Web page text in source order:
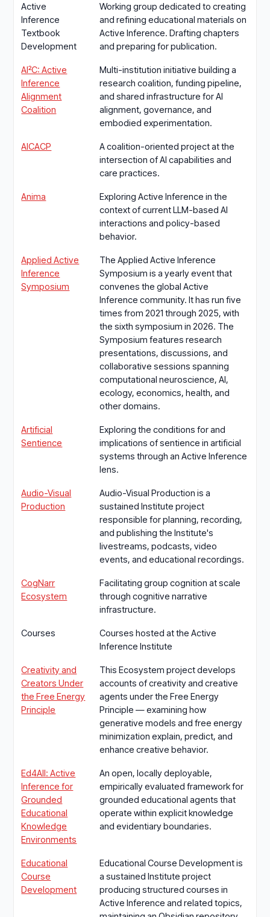
Active
Inference
Textbook
Development
Working group dedicated to creating
and refining educational materials on
Active Inference. Drafting chapters
and preparing for publication.
AI²C: Active
Inference
Alignment
Coalition
Multi-institution initiative building a
research coalition, funding pipeline,
and shared infrastructure for AI
alignment, governance, and
embodied experimentation.
AICACP
A coalition-oriented project at the
intersection of AI capabilities and
care practices.
Anima
Exploring Active Inference in the
context of current LLM-based AI
interactions and policy-based
behavior.
Applied Active
Inference
Symposium
The Applied Active Inference
Symposium is a yearly event that
convenes the global Active
Inference community. It has run five
times from 2021 through 2025, with
the sixth symposium in 2026. The
Symposium features research
presentations, discussions, and
collaborative sessions spanning
computational neuroscience, AI,
ecology, economics, health, and
other domains.
Artificial
Sentience
Exploring the conditions for and
implications of sentience in artificial
systems through an Active Inference
lens.
Audio-Visual
Production
Audio-Visual Production is a
sustained Institute project
responsible for planning, recording,
and publishing the Institute's
livestreams, podcasts, video
events, and educational recordings.
CogNarr
Ecosystem
Facilitating group cognition at scale
through cognitive narrative
infrastructure.
Courses
Courses hosted at the Active
Inference Institute
Creativity and
Creators Under
the Free Energy
Principle
This Ecosystem project develops
accounts of creativity and creative
agents under the Free Energy
Principle — examining how
generative models and free energy
minimization explain, predict, and
enhance creative behavior.
Ed4All: Active
Inference for
Grounded
Educational
Knowledge
Environments
An open, locally deployable,
empirically evaluated framework for
grounded educational agents that
operate within explicit knowledge
and evidentiary boundaries.
Educational
Course
Development
Educational Course Development is
a sustained Institute project
producing structured courses in
Active Inference and related topics,